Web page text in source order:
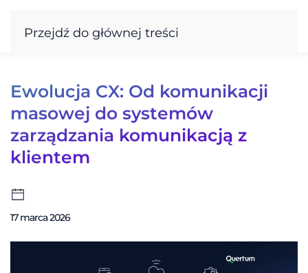
Przejdź do głównej treści
Ewolucja CX: Od komunikacji
masowej do systemów
zarządzania komunikacją z
klientem
17 marca 2026